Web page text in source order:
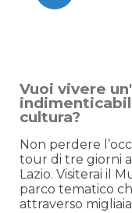
Vuoi vivere
cultura?
Non perdere
tour di tre giorni
Lazio. Visiterai il
parco tematico
attraverso